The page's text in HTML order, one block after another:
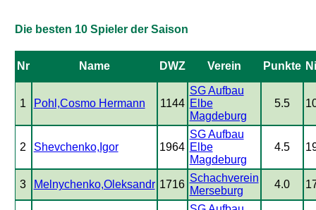
Die besten 10 Spieler der Saison
Nr Name DWZ Verein Punkte
1 Pohl,Cosmo Hermann 1144
SG Aufbau
Elbe
Magdeburg
5.5
2 Shevchenko,Igor 1964
SG Aufbau
Elbe
Magdeburg
4.5
3 Melnychenko,Oleksandr 1716
Schachverein
Merseburg
4.0